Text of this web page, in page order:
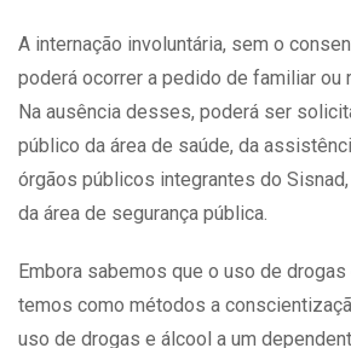
A internação involuntária, sem o
poderá ocorrer a pedido de familiar ou
Na ausência desses, poderá ser
público da área de saúde, da
órgãos públicos integrantes do
da área de segurança pública.
Embora sabemos que o uso de
temos como métodos a
uso de drogas e álcool a um